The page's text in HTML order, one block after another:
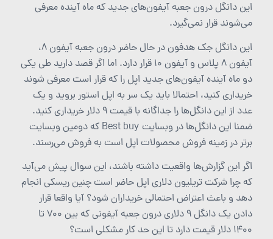
این دانگل درون جعبه آیفون‌های جدید که ماه آینده معرفی
می‌شوند قرار نمی‌گیرد.
این دانگل جک هدفون در حال حاضر درون جعبه آیفون‌ 8،
آیفون 8 پلاس و آیفون 10 قرار دارد. اما اگر قصد دارید طی یکی
دو ماه آینده آیفون‌های جدید اپل را که قرار است معرفی شوند
خریداری کنید، احتمالا باید یک سر به اپل استور بروید و یک
عدد از این دانگل‌ها را جداگانه با قیمت 9 دلار خریداری کنید.
ضمنا این دانگل‌ها در وبسایت Best buy که دومین وبسایت
برتر در زمینه فروش محصولات اپل است به فروش می‌رسند.
اگر این گزارش‌ها واقعیت داشته باشند، این سوال پیش می‌آید
که چرا شرکت تریلیون دلاری اپل حاضر است چنین ریسکی انجام
دهد و باعث اعتراض احتمالی خریداران شود؟ آیا واقعا قرار
دادن یک دانگل 9 دلاری درون جعبه آیفونی که بین 700 تا
1400 دلار قیمت دارد تا این حد کار مشکلی است؟